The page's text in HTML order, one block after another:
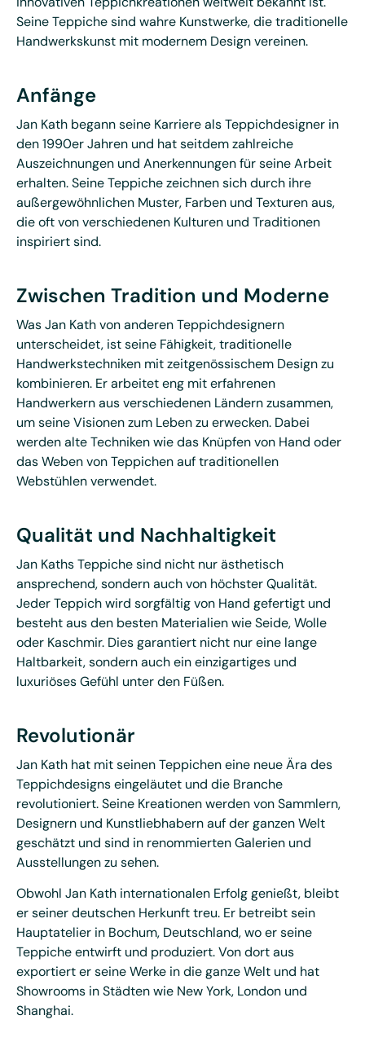
Seine Teppiche sind wahre Kunstwerke, die traditionelle
Handwerkskunst mit modernem Design vereinen.
Anfänge
Jan Kath begann seine Karriere als Teppichdesigner in
den 1990er Jahren und hat seitdem zahlreiche
Auszeichnungen und Anerkennungen für seine Arbeit
erhalten. Seine Teppiche zeichnen sich durch ihre
außergewöhnlichen Muster, Farben und Texturen aus,
die oft von verschiedenen Kulturen und Traditionen
inspiriert sind.
Zwischen Tradition und Moderne
Was Jan Kath von anderen Teppichdesignern
unterscheidet, ist seine Fähigkeit, traditionelle
Handwerkstechniken mit zeitgenössischem Design zu
kombinieren. Er arbeitet eng mit erfahrenen
Handwerkern aus verschiedenen Ländern zusammen,
um seine Visionen zum Leben zu erwecken. Dabei
werden alte Techniken wie das Knüpfen von Hand oder
das Weben von Teppichen auf traditionellen
Webstühlen verwendet.
Qualität und Nachhaltigkeit
Jan Kaths Teppiche sind nicht nur ästhetisch
ansprechend, sondern auch von höchster Qualität.
Jeder Teppich wird sorgfältig von Hand gefertigt und
besteht aus den besten Materialien wie Seide, Wolle
oder Kaschmir. Dies garantiert nicht nur eine lange
Haltbarkeit, sondern auch ein einzigartiges und
luxuriöses Gefühl unter den Füßen.
Revolutionär
Jan Kath hat mit seinen Teppichen eine neue Ära des
Teppichdesigns eingeläutet und die Branche
revolutioniert. Seine Kreationen werden von Sammlern,
Designern und Kunstliebhabern auf der ganzen Welt
geschätzt und sind in renommierten Galerien und
Ausstellungen zu sehen.
Obwohl Jan Kath internationalen Erfolg genießt, bleibt
er seiner deutschen Herkunft treu. Er betreibt sein
Hauptatelier in Bochum, Deutschland, wo er seine
Teppiche entwirft und produziert. Von dort aus
exportiert er seine Werke in die ganze Welt und hat
Showrooms in Städten wie New York, London und
Shanghai.